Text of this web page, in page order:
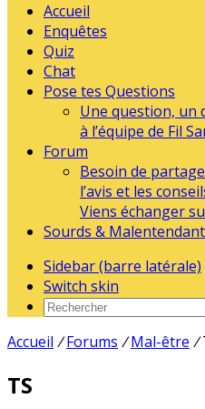
Accueil
Enquêtes
Quiz
Chat
Pose tes Questions
Une question, un
à l’équipe de Fil
Forum
Besoin de
l’avis et les
Viens échanger
Sourds &
Sidebar (barre latérale)
Switch skin
Accueil / Forums / Mal-être /
TS